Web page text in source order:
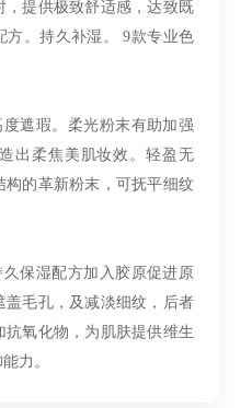
，提供极致舒适感，达致既
方。持久补湿。 9款专业色
遮瑕。柔光粉末有助加强
出柔焦美肌妆效。轻盈无
的革新粉末，可抚平细纹
保湿配方加入胶原促进原
毛孔，及减淡细纹，后者
氧化物，为肌肤提供维生
力。